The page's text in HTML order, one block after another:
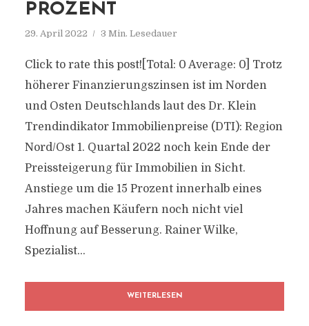
PROZENT
29. April 2022 3 Min. Lesedauer
Click to rate this post![Total: 0 Average: 0] Trotz
höherer Finanzierungszinsen ist im Norden
und Osten Deutschlands laut des Dr. Klein
Trendindikator Immobilienpreise (DTI): Region
Nord/Ost 1. Quartal 2022 noch kein Ende der
Preissteigerung für Immobilien in Sicht.
Anstiege um die 15 Prozent innerhalb eines
Jahres machen Käufern noch nicht viel
Hoffnung auf Besserung. Rainer Wilke,
Spezialist...
WEITERLESEN